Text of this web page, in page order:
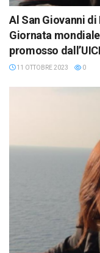
Al San Giovanni
Giornata
promosso
11 OTTOBRE 2023 0